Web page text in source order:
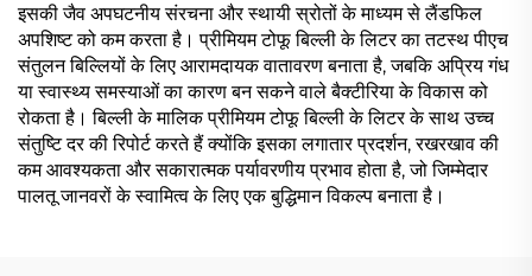
इसकी जैव अपघटनीय संरचना और स्थायी स्रोतों के माध्यम से लैंडफिल
अपशिष्ट को कम करता है। प्रीमियम टोफू बिल्ली के लिटर का तटस्थ पीएच
संतुलन बिल्लियों के लिए आरामदायक वातावरण बनाता है, जबकि अप्रिय गंध
या स्वास्थ्य समस्याओं का कारण बन सकने वाले बैक्टीरिया के विकास को
रोकता है। बिल्ली के मालिक प्रीमियम टोफू बिल्ली के लिटर के साथ उच्च
संतुष्टि दर की रिपोर्ट करते हैं क्योंकि इसका लगातार प्रदर्शन, रखरखाव की
कम आवश्यकता और सकारात्मक पर्यावरणीय प्रभाव होता है, जो जिम्मेदार
पालतू जानवरों के स्वामित्व के लिए एक बुद्धिमान विकल्प बनाता है।